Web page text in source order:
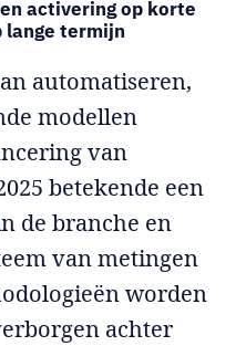
activering op korte
lange termijn
automatiseren,
modellen
van
betekende een
de branche en
van metingen
worden
achter